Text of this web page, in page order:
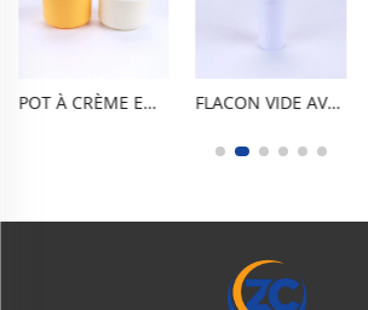
POT À CRÈME EN PP À DOUBLE COUCHE DE 200 ML / 7 OZ, ÉTANCHE ET HERMÉTIQUE, SANS BPA, CONFORME AUX NORMES ALIMENTAIRES. COMPACT ET PORTABLE, FACILE À NETTOYER, RÉUTILISABLE ET RÉSISTANT AUX CHOCS. CONVIENT AUX CRÈMES POUR LE VISAGE, AUX CRÈMES POUR LES YEUX, AUX LAITS CORPORELS, AUX SÉRUMS, AUX COSMÉTIQUES, AINSI QU’À UNE UTILISATION QUOTIDIENNE À LA MAISON OU EN VOYAGE. FLACON VIDE AVEC POMPE À MOUSSE EN PET ALIMENTAIRE SANS BPA DE 50 ML / 1,7 OZ, DISTRIBUTEUR DE NETTOYANT FACIAL. MOUSSE FINE EN UNE SEULE PRESSION, ÉTANCHE À L'AIR ET AUX FUITES, DESIGN CYLINDRIQUE BRILLANT. LÉGER ET PORTABLE, DURABLE ET RÉSISTANT AUX CHOCS, RÉUTILISABLE ET FACILE À NETTOYER. POUR MOUSSE ET SAVON POUR LES MAINS